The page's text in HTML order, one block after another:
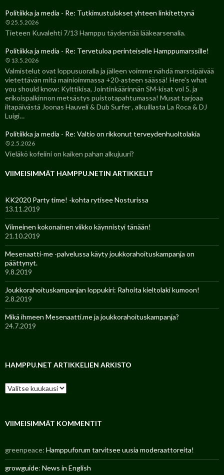
Politiikka ja media - Re: Tutkimustulokset yhteen linkitettynä
25.5.2026
Tieteen Kuvalehti 7/13 Hamppu täydentää lääkearsenalia.
Politiikka ja media - Re: Tervetuloa perinteiselle Hamppumarssille!
13.5.2026
Valmistelut ovat loppusuoralla ja jälleen voimme nähdä marssipäivää
vietettävän mitä mainioimmassa +20-asteen säässä! Here's what
you should know: Kylttikisa, Jointinkäärinnän SM-kisat vol 5. ja
erikoispalkinnon metsästys puistotapahtumassa! Musat tarjoaa
iltapäivästä Joonas Hauveli & Dub Surfer , alkuillasta La Roca & DJ
Luigi…
Politiikka ja media - Re: Valtio on rikkonut terveydenhuoltolakia
2.5.2026
Vieläkö kofeiini on kaiken pahan alkujuuri?
VIIMEISIMMÄT HAMPPU.NETIN ARTIKKELIT
KK2020 Party time! -kohta rytisee Nosturissa
13.11.2019
Viimeinen kokonainen viikko käynnistyi tänään!
21.10.2019
Mesenaatti-me -palvelussa käyty joukkorahoituskampanja on
päättynyt.
9.8.2019
Joukkorahoituskampanjan loppukiri: Rahoita kieltolaki kumoon!
2.8.2019
Mikä ihmeen Mesenaatti.me ja joukkorahoituskampanja?
24.7.2019
HAMPPU.NET ARTIKKELIEN ARKISTO
H
a
p
n
e
t
VIIMEISIMMÄT KOMMENTIT
greenpeace: Hamppuforum tarvitsee uusia moderaattoreita!
growguide: News in English